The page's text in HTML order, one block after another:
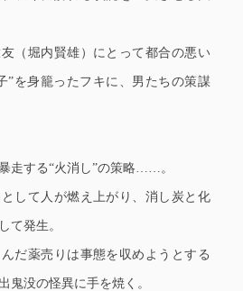
（堀内賢雄）にとって都合の悪い
”を身籠ったフキに、男たちの策謀
走する“火消し”の策略……。
して人が燃え上がり、消し炭と化
て発生。
だ薬売りは事態を収めようとする
鬼没の怪異に手を焼く。